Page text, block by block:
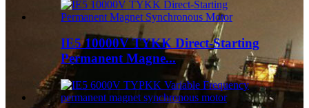
IE5 10000V TYKK Direct-Starting
Permanent Magne...